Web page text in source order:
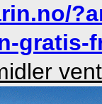
gratis-